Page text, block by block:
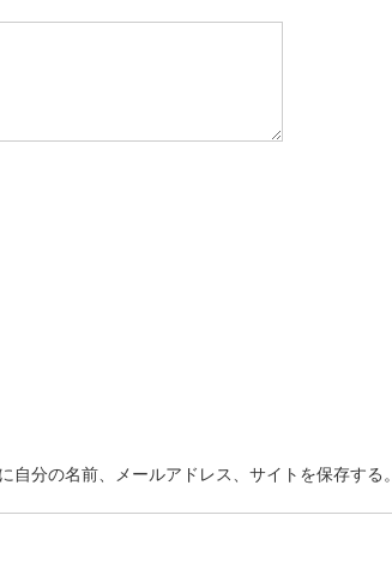
分の名前、メールアドレス、サイトを保存する。